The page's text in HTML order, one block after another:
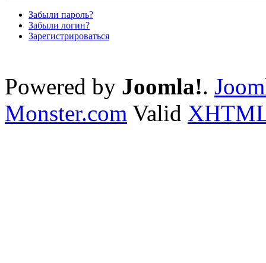
Забыли пароль?
Забыли логин?
Зарегистрироваться
Powered by Joomla!.
Monster.com Valid